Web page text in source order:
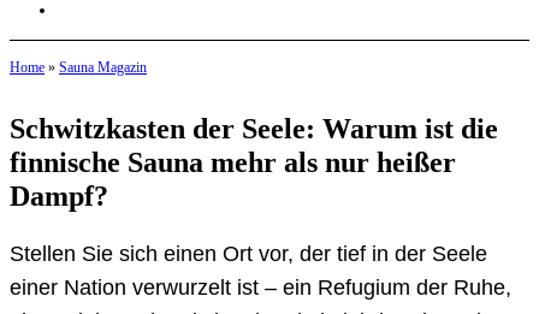
Home » Sauna Magazin
Schwitzkasten der Seele: Warum ist die
finnische Sauna mehr als nur heißer
Dampf?
Stellen Sie sich einen Ort vor, der tief in der Seele
einer Nation verwurzelt ist – ein Refugium der Ruhe,